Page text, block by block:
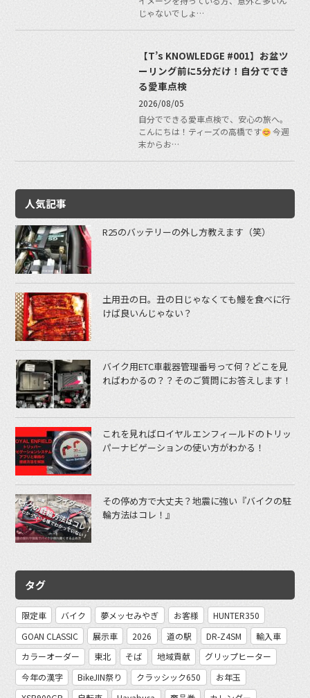
じゃないでしょ…
【T’s KNOWLEDGE #001】お盆ツ
ーリング前に5分だけ！自分ででき
る愛車点検
2026/08/05
自分でできる愛車点検で、安心の旅へ。
こんにちは！ティーズの高橋です
今週
末からお…
人気記事
R25のバッテリーの外し方教えます（笑）
土用丑の日。丑の日じゃなくても鰻を食べに行
けば良いんじゃない？
バイク用ETC車載器管理番号って何？どこを見
ればわかるの？？そのご質問にお答えします！
これを見ればロイヤルエンフィールドのトリッ
パーナビゲーションの使い方がわかる！
その停め方で大丈夫？地震に強い『バイクの駐
輪方法はコレ！』
タグ
限定車 バイク 夢メッセみやぎ お客様
HUNTER350
GOAN CLASSIC
展示車 2026 道の駅 DR-Z4SM
輸入車
カラーオーダー
東北 そば 地域貢献
グリップヒーター
今年の漢字
BikeJIN祭り クラッシック650
お年玉